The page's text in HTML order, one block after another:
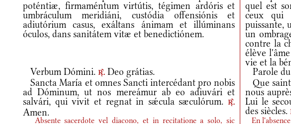
poténtiæ, firmaméntum virtútis, tégimen ardóris et
umbráculum meridiáni, custódia offensiónis et
adiutórium casus, exáltans ánimam et illúminans
óculos, dans sanitátem vitæ et benedictiónem.
quel est
ceux qui
puissante,
un
contre la
élève
vie et la
Verbum Dómini. r. Deo grátias. Parole
Sancta María et omnes Sancti intercédant pro nobis
ad Dóminum, ut nos mereámur ab eo adiuvári et
salvári, qui vivit et regnat in sǽcula sæculórum.r.
Amen.
Que
nous
Lui le
des siècles.
Absente sacerdote vel diacono, et in recitatione a solo, sic En